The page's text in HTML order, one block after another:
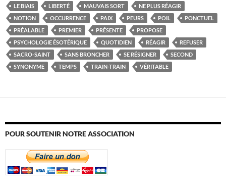
LE BIAIS
LIBERTÉ MAUVAIS SORT
NE PLUS RÉAGIR
NOTION
OCCURRENCE PAIX PEURS POIL
PONCTUEL
PRÉALABLE
PREMIER PRÉSENTE
PROPOSE
PSYCHOLOGIE ÉSOTÉRIQUE
QUOTIDIEN RÉAGIR
REFUSER
SACRO-SAINT
SANS BRONCHER SE RÉSIGNER
SECOND
SYNONYME
TEMPS TRAIN-TRAIN VÉRITABLE
POUR SOUTENIR NOTRE ASSOCIATION